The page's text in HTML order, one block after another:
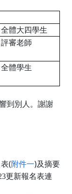
全體大四學生
評審老師
全體學生
到別人。謝謝
(附件一)及摘要
更新報名表連